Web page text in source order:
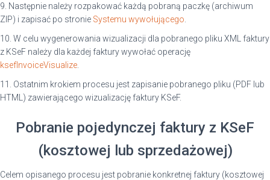
9. Następnie należy rozpakować każdą pobraną paczkę (archiwum
ZIP) i zapisać po stronie Systemu wywołującego
10. W celu wygenerowania wizualizacji dla pobranego pliku XML faktury
z KSeF należy dla każdej faktury wywołać operację
ksefInvoiceVisualize
11. Ostatnim krokiem procesu jest zapisanie pobranego pliku (PDF lub
HTML) zawierającego wizualizację faktury KSeF.
Pobranie pojedynczej faktury z KSeF
(kosztowej lub sprzedażowej)
Celem opisanego procesu jest pobranie konkretnej faktury (kosztowej